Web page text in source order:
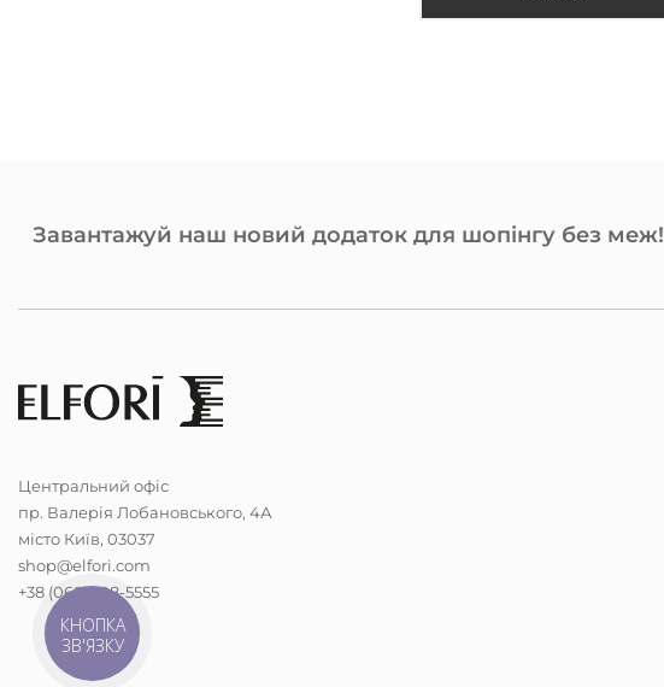
Завантажуй наш новий додаток для шопінгу без меж!
Центральний офіс
пр. Валерія Лобановського, 4А
місто Київ, 03037
shop@elfori.com
+38 (068) 298-5555
КНОПКА
ЗВ'ЯЗКУ